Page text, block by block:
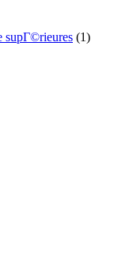
supГ©rieures (1)